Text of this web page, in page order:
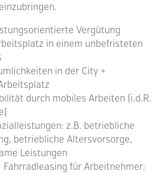
Vergütung
in einem unbefristeten
in der City +
durch mobiles Arbeiten (i.d.R.
z.B. betriebliche
betriebliche Altersvorsorge,
Leistungen
Fahrradleasing für Arbeitnehmer: